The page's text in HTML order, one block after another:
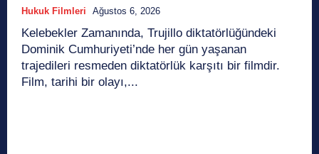
Hukuk Filmleri Ağustos 6, 2026
Kelebekler Zamanında, Trujillo diktatörlüğündeki
Dominik Cumhuriyeti’nde her gün yaşanan
trajedileri resmeden diktatörlük karşıtı bir filmdir.
Film, tarihi bir olayı,...